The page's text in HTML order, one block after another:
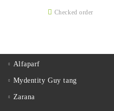
Checked order
Alfaparf
Mydentity Guy tang
Zarana